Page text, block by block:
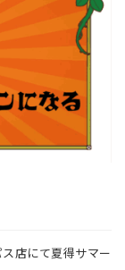
店にて夏得サマー